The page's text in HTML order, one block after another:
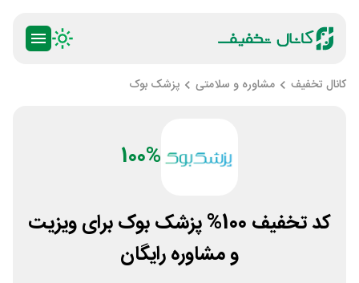
کانال تخفیف مشاوره و سلامتی پزشک بوک
100%
کد تخفیف 100% پزشک بوک برای ویزیت
و مشاوره رایگان